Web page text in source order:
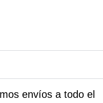
envíos a todo el